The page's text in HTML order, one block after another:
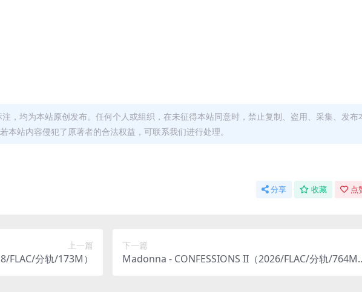
，均为本站原创发布。任何个人或组织，在未征得本站同意时，禁止复制、盗用、采集、发布
本站内容侵犯了原著者的合法权益，可联系我们进行处理。
分享 收藏 点
上一篇
FLAC/分轨/173M）
下一篇
Madonna - CONFESSIONS II（2026/FLAC/分轨/764M